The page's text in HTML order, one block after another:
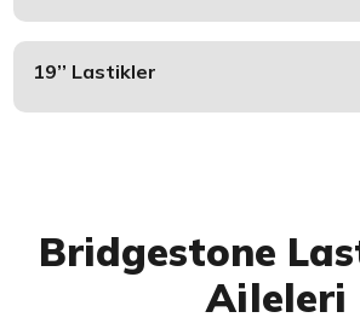
19’’ Lastikler
Bridgestone
Aileleri